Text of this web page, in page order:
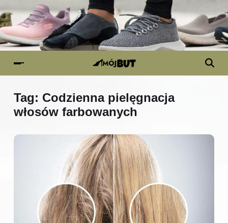
Tag: Codzienna pielęgnacja
włosów farbowanych